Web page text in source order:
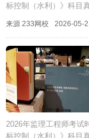
标控制（水利）》科目真
来源 233网校 2026-05-
2026年监理工程师考试
标控制（水利）》科目